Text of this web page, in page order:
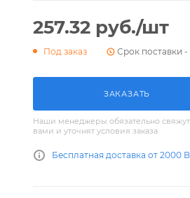
257.32 руб./шт
Под заказ Срок поставки -
ЗАКАЗАТЬ
Наши менеджеры обязательно
вами и уточнят условия заказа
Бесплатная доставка от 2000